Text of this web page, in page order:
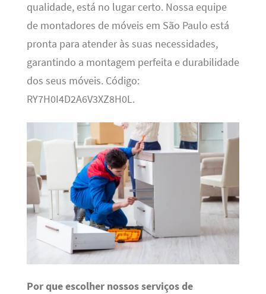
qualidade, está no lugar certo. Nossa equipe
de montadores de móveis em São Paulo está
pronta para atender às suas necessidades,
garantindo a montagem perfeita e durabilidade
dos seus móveis. Código:
RY7H0I4D2A6V3XZ8H0L.
Por que escolher nossos serviços de